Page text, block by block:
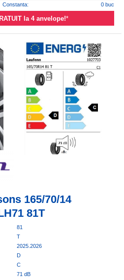
Constanta: 0 buc
la 4 anvelope!*
165/70/14
81T
81
T
2025.2026
D
C
71 dB